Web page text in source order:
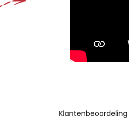
Klantenbeoordeling